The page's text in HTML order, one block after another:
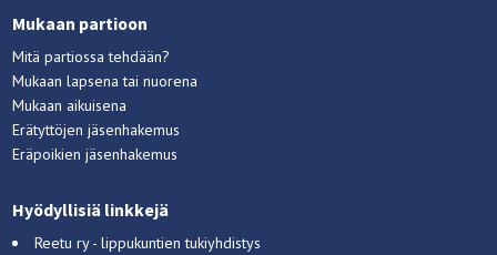
Mukaan partioon
Mitä partiossa tehdään?
Mukaan lapsena tai nuorena
Mukaan aikuisena
Erätyttöjen jäsenhakemus
Eräpoikien jäsenhakemus
Hyödyllisiä linkkejä
Reetu ry - lippukuntien tukiyhdistys